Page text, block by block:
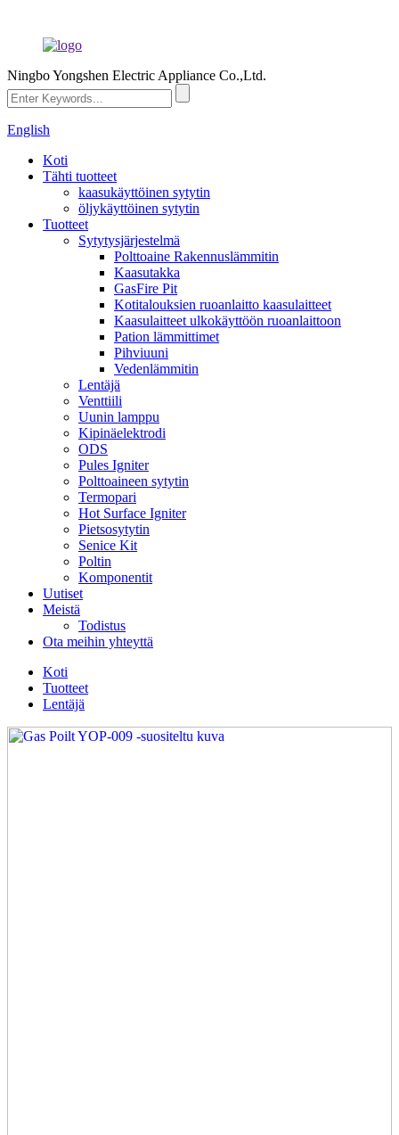
Ningbo Yongshen Electric Appliance Co.,Ltd.
English
Koti
Tähti tuotteet
kaasukäyttöinen sytytin
öljykäyttöinen sytytin
Tuotteet
Sytytysjärjestelmä
Polttoaine Rakennuslämmitin
Kaasutakka
GasFire Pit
Kotitalouksien ruoanlaitto kaasulaitteet
Kaasulaitteet ulkokäyttöön ruoanlaittoon
Pation lämmittimet
Pihviuuni
Vedenlämmitin
Lentäjä
Venttiili
Uunin lamppu
Kipinäelektrodi
ODS
Pules Igniter
Polttoaineen sytytin
Termopari
Hot Surface Igniter
Pietsosytytin
Senice Kit
Poltin
Komponentit
Uutiset
Meistä
Todistus
Ota meihin yhteyttä
Koti
Tuotteet
Lentäjä